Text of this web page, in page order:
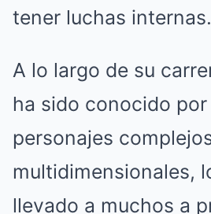
tener luchas internas.
A lo largo de su
ha sido conocido
personajes
multidimensionales,
llevado a muchos a